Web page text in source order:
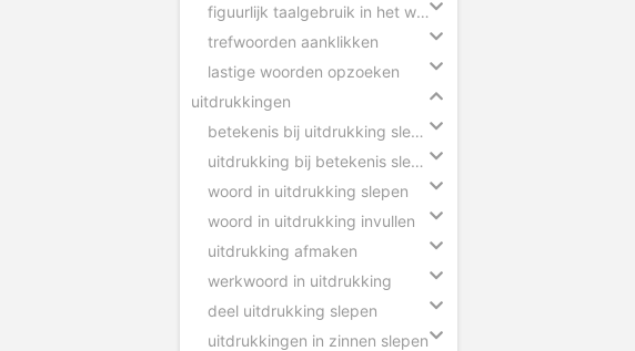
figuurlijk taalgebruik in het woordenboek
trefwoorden aanklikken
lastige woorden opzoeken
uitdrukkingen
betekenis bij uitdrukking slepen
uitdrukking bij betekenis slepen
woord in uitdrukking slepen
woord in uitdrukking invullen
uitdrukking afmaken
werkwoord in uitdrukking
deel uitdrukking slepen
uitdrukkingen in zinnen slepen